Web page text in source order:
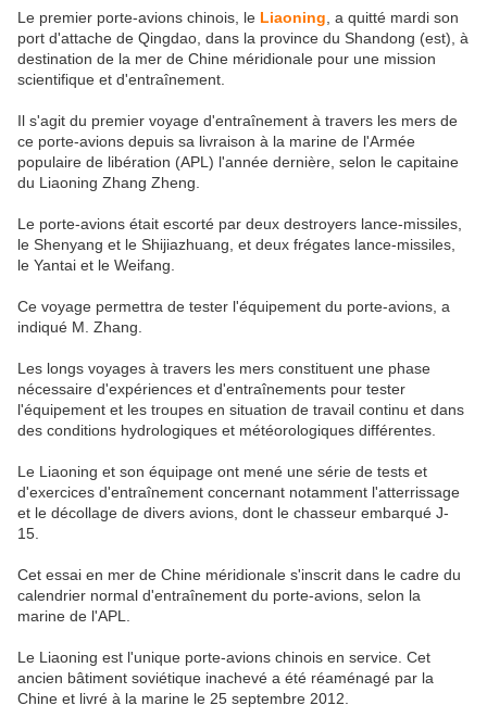
Le premier porte-avions chinois, le Liaoning , a quitté mardi son
port d'attache de Qingdao, dans la province du Shandong (est), à
destination de la mer de Chine méridionale pour une mission
scientifique et d'entraînement.
Il s'agit du premier voyage d'entraînement à travers les mers de
ce porte-avions depuis sa livraison à la marine de l'Armée
populaire de libération (APL) l'année dernière, selon le capitaine
du Liaoning Zhang Zheng.
Le porte-avions était escorté par deux destroyers lance-missiles,
le Shenyang et le Shijiazhuang, et deux frégates lance-missiles,
le Yantai et le Weifang.
Ce voyage permettra de tester l'équipement du porte-avions, a
indiqué M. Zhang.
Les longs voyages à travers les mers constituent une phase
nécessaire d'expériences et d'entraînements pour tester
l'équipement et les troupes en situation de travail continu et dans
des conditions hydrologiques et météorologiques différentes.
Le Liaoning et son équipage ont mené une série de tests et
d'exercices d'entraînement concernant notamment l'atterrissage
et le décollage de divers avions, dont le chasseur embarqué J-
15.
Cet essai en mer de Chine méridionale s'inscrit dans le cadre du
calendrier normal d'entraînement du porte-avions, selon la
marine de l'APL.
Le Liaoning est l'unique porte-avions chinois en service. Cet
ancien bâtiment soviétique inachevé a été réaménagé par la
Chine et livré à la marine le 25 septembre 2012.